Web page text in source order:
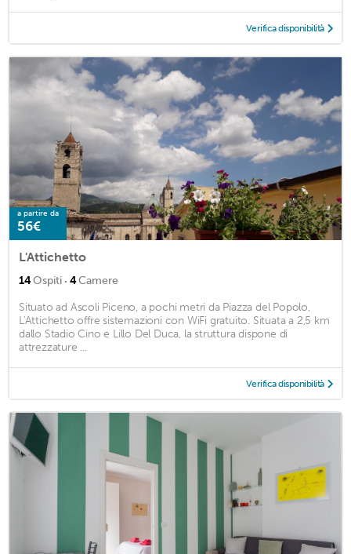
Verifica disponibilità
a partire da
56€
L'Attichetto
14Ospiti · 4Camere
Situato ad Ascoli Piceno, a pochi metri da Piazza del Popolo,
L'Attichetto offre sistemazioni con WiFi gratuito. Situata a 2,5 km
dallo Stadio Cino e Lillo Del Duca, la struttura dispone di
attrezzature ...
Verifica disponibilità